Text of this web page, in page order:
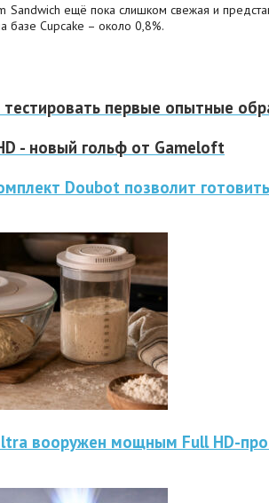
Sandwich ещё пока слишком свежая и
базе Cupcake – около 0,8%.
первые опытные
- новый гольф от Gameloft
Doubot позволит
вооружен мощным Full HD-